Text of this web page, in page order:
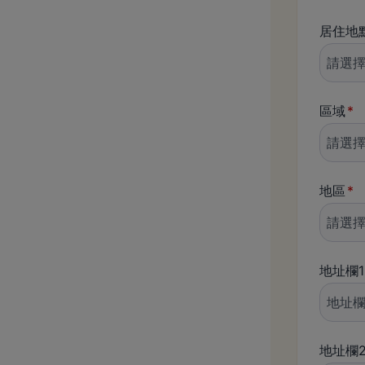
居住地
區域
地區
地址欄1
地址欄